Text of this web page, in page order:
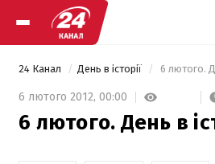
24 Канал День в історії 6 лютого.
6 лютого 2012, 00:00
6 лютого. День в